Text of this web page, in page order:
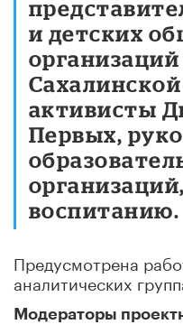
и детских
активисты
Первых,
воспитанию.
Предусмотрена
аналитических
Модераторы